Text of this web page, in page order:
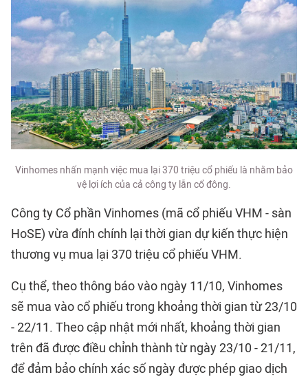
Vinhomes nhấn mạnh việc mua lại 370 triệu cổ phiếu là nhằm bảo
vệ lợi ích của cả công ty lẫn cổ đông.
Công ty Cổ phần Vinhomes (mã cổ phiếu VHM - sàn
HoSE) vừa đính chính lại thời gian dự kiến thực hiện
thương vụ mua lại 370 triệu cổ phiếu VHM.
Cụ thể, theo thông báo vào ngày 11/10, Vinhomes
sẽ mua vào cổ phiếu trong khoảng thời gian từ 23/10
- 22/11. Theo cập nhật mới nhất, khoảng thời gian
trên đã được điều chỉnh thành từ ngày 23/10 - 21/11,
để đảm bảo chính xác số ngày được phép giao dịch